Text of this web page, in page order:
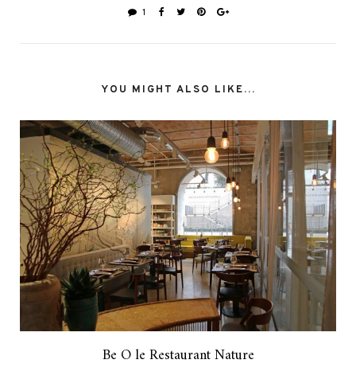
1
YOU MIGHT ALSO LIKE...
Be O le Restaurant Nature